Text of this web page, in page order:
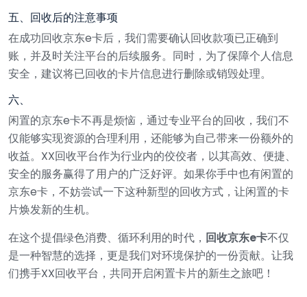
五、回收后的注意事项
在成功回收京东e卡后，我们需要确认回收款项已正确到
账，并及时关注平台的后续服务。同时，为了保障个人信息
安全，建议将已回收的卡片信息进行删除或销毁处理。
六、
闲置的京东e卡不再是烦恼，通过专业平台的回收，我们不
仅能够实现资源的合理利用，还能够为自己带来一份额外的
收益。XX回收平台作为行业内的佼佼者，以其高效、便捷、
安全的服务赢得了用户的广泛好评。如果你手中也有闲置的
京东e卡，不妨尝试一下这种新型的回收方式，让闲置的卡
片焕发新的生机。
在这个提倡绿色消费、循环利用的时代， 回收京东e卡不仅
是一种智慧的选择，更是我们对环境保护的一份贡献。让我
们携手XX回收平台，共同开启闲置卡片的新生之旅吧！